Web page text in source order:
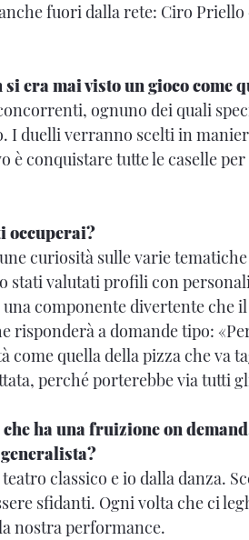
fuori dalla rete: Ciro
era mai visto un gioco come
ognuno dei quali
I duelli verranno scelti in
è conquistare tutte le caselle
occuperai?
curiosità sulle varie
stati valutati profili con
componente divertente che
risponderà a domande tipo:
come quella della pizza che va
perché porterebbe via tutti
ha una fruizione on
classico e io dalla danza.
sfidanti. Ogni volta che ci
nostra performance.